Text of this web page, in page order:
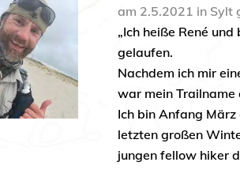
am 2.5.2021 in Sylt
„Ich heiße René
gelaufen.
Nachdem ich mir
war mein
Ich bin Anfang
letzten großen
jungen fellow hiker